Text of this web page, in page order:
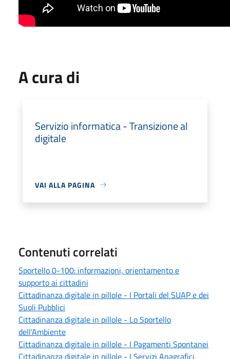
A cura di
Servizio informatica - Transizione al
digitale
VAI ALLA PAGINA
Contenuti correlati
Sportello 0-100: informazioni, orientamento e
supporto ai cittadini
Cittadinanza digitale in pillole - I Portali del SUAP e dei
Suoli Pubblici
Cittadinanza digitale in pillole - Lo Sportello
dell'Ambiente
Cittadinanza digitale in pillole - I Pagamenti Spontanei
Cittadinanza digitale in pillole - I Servizi Anagrafici,